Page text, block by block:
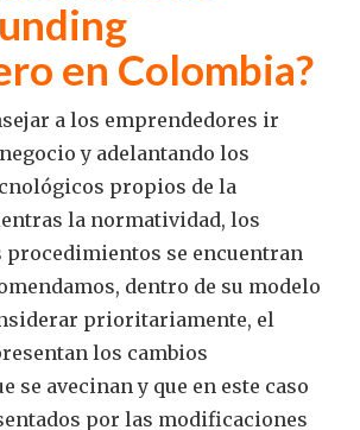
en Colombia?
a los emprendedores ir
y adelantando los
propios de la
la normatividad, los
procedimientos se encuentran
dentro de su modelo
prioritariamente, el
los cambios
se avecinan y que en este caso
por las modificaciones